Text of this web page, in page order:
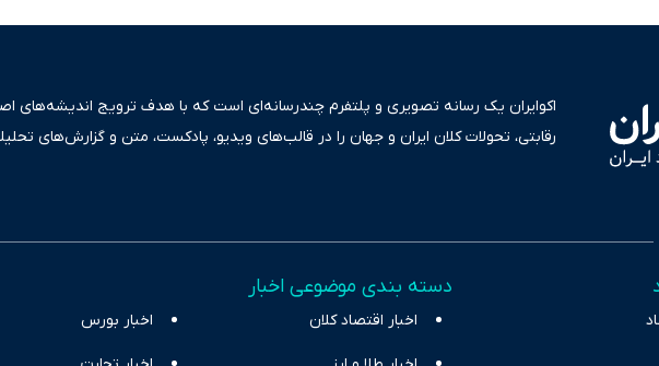
اکوایران یک رسانه تصویری و پلتفرم چندرسانه‌ای است که با هدف ترویج اندیشه‌های
رقابتی، تحولات کلان ایران و جهان را در قالب‌های ویدیو، پادکست، متن و گزارش‌های
به عنوان منبعی دقیق و قابل اعتماد، فراتر از اطلاع‌رسانی صرف، به تبیین سیاست‌ها و
چالش‌های فقر و بیکاری را جست‌وجو کرده و در کنار تحلیل آمارها، نیازهای خبری
اقتصاد را با رویکردی حرفه‌ای و روزآمد پوشش می‌دهیم.
دسته بندی موضوعی اخبار
اخبار اقتصاد کلان اخبار بورس